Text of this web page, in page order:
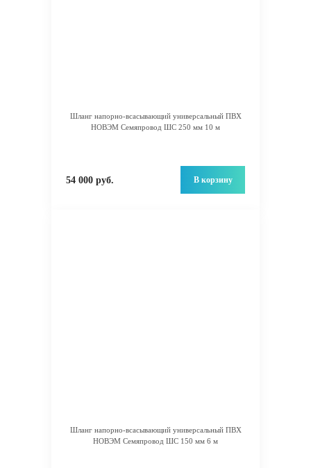
Шланг напорно-всасывающий универсальный ПВХ
НОВЭМ Семяпровод ШС 250 мм 10 м
54 000 руб. В корзину
Шланг напорно-всасывающий универсальный ПВХ
НОВЭМ Семяпровод ШС 150 мм 6 м